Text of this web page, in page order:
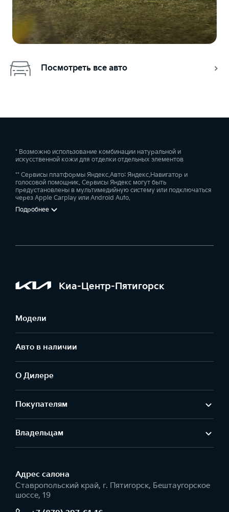
Посмотреть все авто
* Возможно использование комбинации натуральной и
искусственной кожи для отделки отдельных элементов
** Сервисы платформы Яндекс.Авто: Яндекс.Навигатор и
голосовой помощник. Сервисы Яндекс могут быть
предустановлены в мультимедийную систему или подключаться
через Apple Carplay или Android Auto.
Подробнее
Киа-Центр-Пятигорск
Модели
Авто в наличии
О Дилере
Покупателям
Владельцам
Адрес салонa
Ставропольский край, г. Пятигорск, Бештаугорское
шоссе, 19